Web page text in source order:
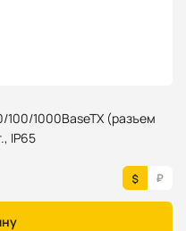
100/1000BaseTX (разъем
IP65